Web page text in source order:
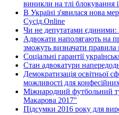
виникли на тлі блокування
В Україні з'явилася нова
Сусід.Online
Чи не депутатами
Адвокати наполягають на
зможуть визначати правила
Соціальні гарантії
Стан адвокатури
Демократизація освітньої
можливості для
Міжнародний футбольний
Макарова 2017"
Підсумки 2016 року для